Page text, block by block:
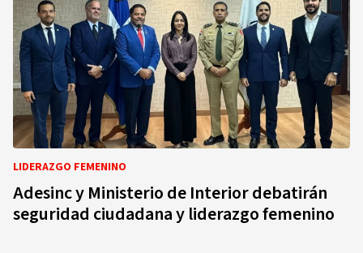
LIDERAZGO FEMENINO
Adesinc y Ministerio de Interior debatirán
seguridad ciudadana y liderazgo femenino